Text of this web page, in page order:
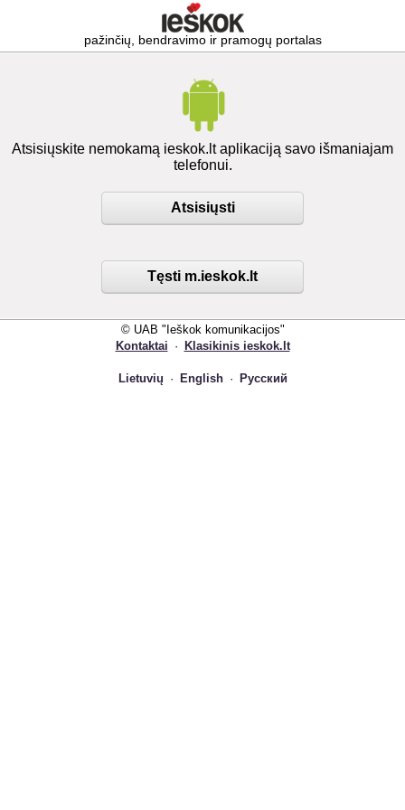
pažinčių, bendravimo ir pramogų portalas
Atsisiųskite nemokamą ieskok.lt aplikaciją savo išmaniajam
telefonui.
Atsisiųsti
Tęsti m.ieskok.lt
© UAB "Ieškok komunikacijos"
Kontaktai · Klasikinis ieskok.lt
Lietuvių · English · Русский